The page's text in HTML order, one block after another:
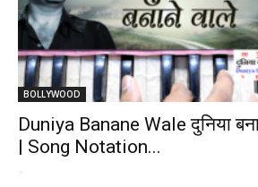
BOLLYWOOD
Duniya Banane Wale दुनिया
| Song Notation...
-